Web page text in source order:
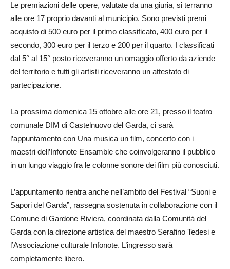
Le premiazioni delle opere, valutate da una giuria, si terranno
alle ore 17 proprio davanti al municipio. Sono previsti premi
acquisto di 500 euro per il primo classificato, 400 euro per il
secondo, 300 euro per il terzo e 200 per il quarto. I classificati
dal 5° al 15° posto riceveranno un omaggio offerto da aziende
del territorio e tutti gli artisti riceveranno un attestato di
partecipazione.
La prossima domenica 15 ottobre alle ore 21, presso il teatro
comunale DIM di Castelnuovo del Garda, ci sarà
l’appuntamento con Una musica un film, concerto con i
maestri dell’Infonote Ensamble che coinvolgeranno il pubblico
in un lungo viaggio fra le colonne sonore dei film più conosciuti.
L’appuntamento rientra anche nell’ambito del Festival “Suoni e
Sapori del Garda”, rassegna sostenuta in collaborazione con il
Comune di Gardone Riviera, coordinata dalla Comunità del
Garda con la direzione artistica del maestro Serafino Tedesi e
l’Associazione culturale Infonote. L’ingresso sarà
completamente libero.